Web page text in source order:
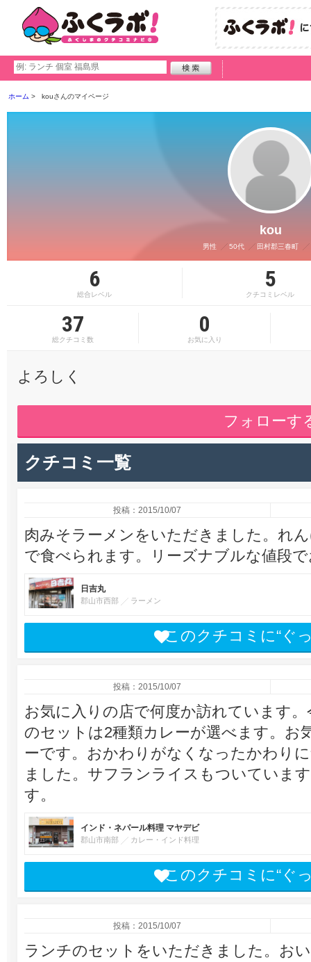
ホーム kouさんのマイページ
kou
男性 50代 田村郡三春町
6
総合レベル
5
クチコミレベル
37
総クチコミ数
0
お気に入り
よろしく
フォローす
クチコミ一覧
投稿：2015/10/07
肉みそラーメンをいただきました。れ
で食べられます。リーズナブルな値段
日吉丸
郡山市西部 ラーメン
このクチコミに“ぐ
投稿：2015/10/07
お気に入りの店で何度か訪れています
のセットは2種類カレーが選べます。お
ーです。おかわりがなくなったかわり
ました。サフランライスもついていま
す。
インド・ネパール料理 マヤデビ
郡山市南部 カレー・インド料理
このクチコミに“ぐ
投稿：2015/10/07
ランチのセットをいただきました。お